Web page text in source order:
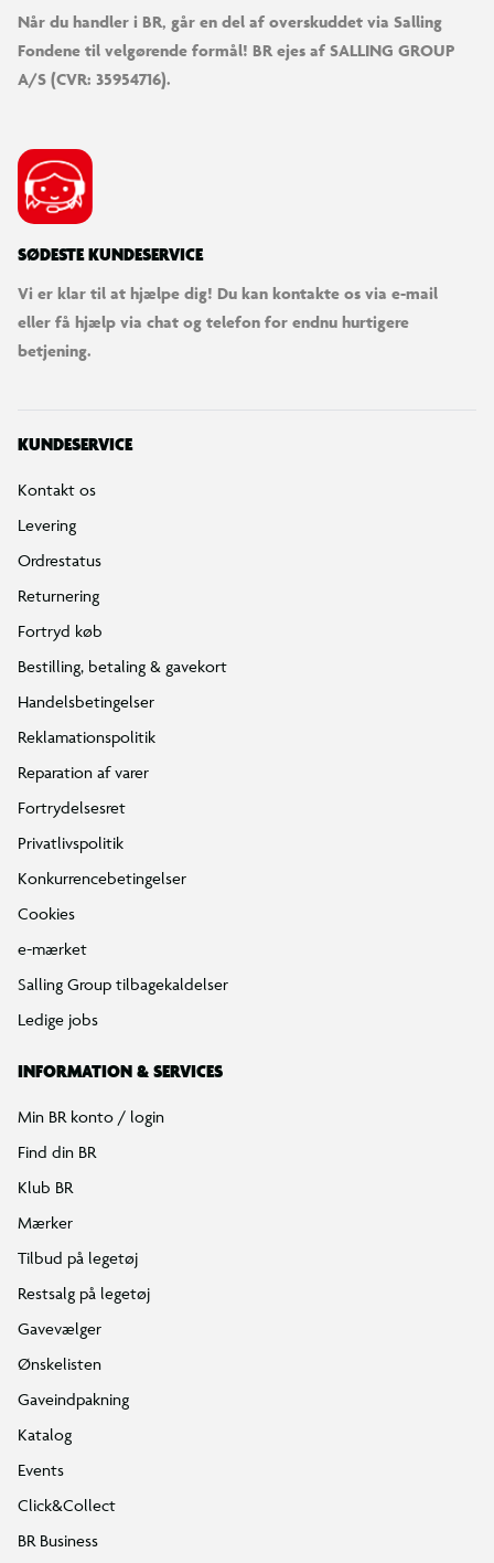
Når du handler i BR, går en del af overskuddet via Salling
Fondene til velgørende formål! BR ejes af SALLING GROUP
A/S (CVR: 35954716).
SØDESTE KUNDESERVICE
Vi er klar til at hjælpe dig! Du kan kontakte os via e-mail
eller få hjælp via chat og telefon for endnu hurtigere
betjening.
KUNDESERVICE
Kontakt os
Levering
Ordrestatus
Returnering
Fortryd køb
Bestilling, betaling & gavekort
Handelsbetingelser
Reklamationspolitik
Reparation af varer
Fortrydelsesret
Privatlivspolitik
Konkurrencebetingelser
Cookies
e-mærket
Salling Group tilbagekaldelser
Ledige jobs
INFORMATION & SERVICES
Min BR konto / login
Find din BR
Klub BR
Mærker
Tilbud på legetøj
Restsalg på legetøj
Gavevælger
Ønskelisten
Gaveindpakning
Katalog
Events
Click&Collect
BR Business